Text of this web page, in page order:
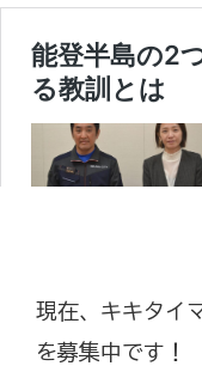
現在、キキタイ
を募集中です！